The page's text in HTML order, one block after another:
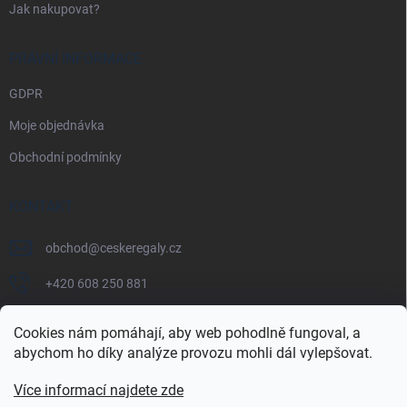
Cookies nám pomáhají, aby web pohodlně fungoval, a
abychom ho díky analýze provozu mohli dál vylepšovat.
Více informací najdete zde
Jak nakupovat?
PRÁVNÍ INFORMACE
GDPR
Moje objednávka
Obchodní podmínky
KONTAKT
obchod@ceskeregaly.cz
+420 608 250 881